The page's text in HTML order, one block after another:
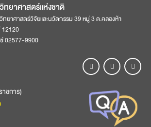
ยาศาสตร์แห่งชาติ
ยาศาสตร์วิจัยและนวัตกรรม 39 หมู่ 3 ต.คลองห้า
02577-9900
ชการ)